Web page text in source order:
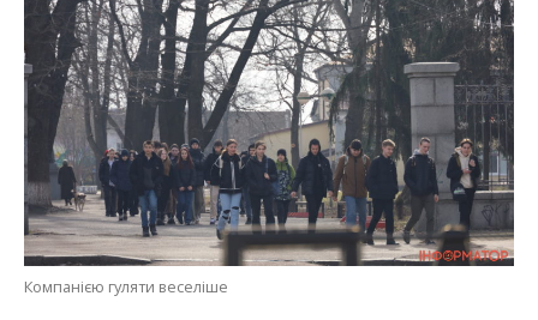
Компанією гуляти веселіше